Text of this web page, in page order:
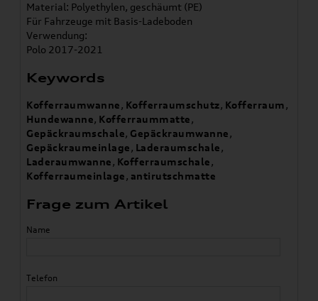
Material: Polyethylen, geschäumt (PE)
Für Fahrzeuge mit Basis-Ladeboden
Verwendung:
Polo 2017-2021
Keywords
Kofferraumwanne, Kofferraumschutz, Kofferraum,
Hundewanne, Kofferraummatte,
Gepäckraumschale, Gepäckraumwanne,
Gepäckraumeinlage, Laderaumschale,
Laderaumwanne, Kofferraumschale,
Kofferraumeinlage, antirutschmatte
Frage zum Artikel
Name
Telefon